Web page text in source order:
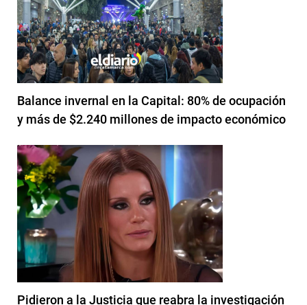
Balance invernal en la Capital: 80% de ocupación
y más de $2.240 millones de impacto económico
Pidieron a la Justicia que reabra la investigación